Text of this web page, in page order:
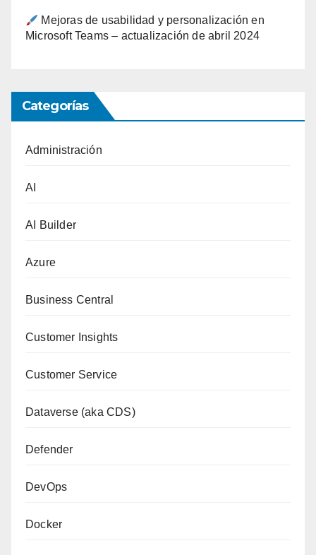
Mejoras de usabilidad y personalización en
Microsoft Teams – actualización de abril 2024
Categorías
Administración
AI
AI Builder
Azure
Business Central
Customer Insights
Customer Service
Dataverse (aka CDS)
Defender
DevOps
Docker